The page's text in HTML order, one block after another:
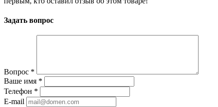
Задать вопрос
Вопрос *
Ваше имя *
Телефон *
E-mail